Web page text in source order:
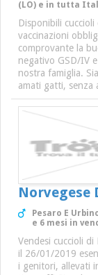
(LO) e in tutta
Disponibili
vaccinazioni
comprovante la
negativo GSD/IV
nostra famiglia.
amati gatti, senza
Norvegese
Pesaro E
e 6 mesi in
Vendesi cuccioli
il 26/01/2019
i genitori, allevati